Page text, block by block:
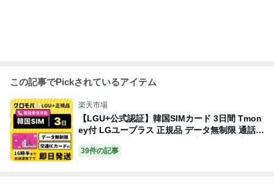
この記事でPickされているアイテム
楽天市場
【LGU+公式認証】韓国SIMカード 3日間 Tmon
ey付 LGユープラス 正規品 データ無制限 通話可
プリぺSIM プリペイドSIM SIM SIMカード 通話
39件の記事